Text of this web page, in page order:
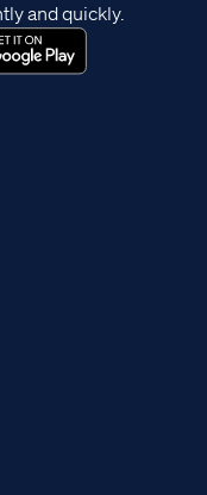
and quickly.